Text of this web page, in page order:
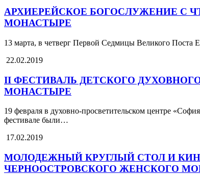
АРХИЕРЕЙСКОЕ БОГОСЛУЖЕНИЕ С
МОНАСТЫРЕ
13 марта, в четверг Первой Седмицы Великого
22.02.2019
II ФЕСТИВАЛЬ ДЕТСКОГО
МОНАСТЫРЕ
19 февраля в духовно-просветительском центре
фестивале были…
17.02.2019
МОЛОДЕЖНЫЙ КРУГЛЫЙ СТОЛ И
ЧЕРНООСТРОВСКОГО ЖЕНСКОГО